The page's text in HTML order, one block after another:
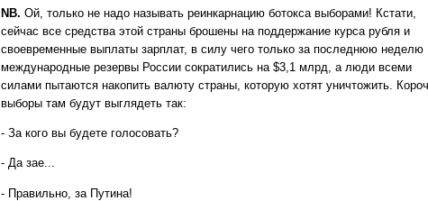
NB. Ой, только не надо называть реинкарнацию ботокса выборами! Кстати,
сейчас все средства этой страны брошены на поддержание курса рубля и
своевременные выплаты зарплат, в силу чего только за последнюю неделю
международные резервы России сократились на $3,1 млрд, а люди всеми
силами пытаются накопить валюту страны, которую хотят уничтожить.
выборы там будут выглядеть так:
- За кого вы будете голосовать?
- Да зае...
- Правильно, за Путина!